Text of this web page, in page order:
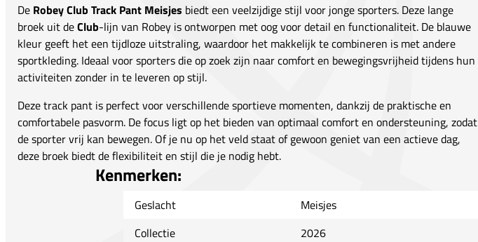
De Robey Club Track Pant Meisjes biedt een veelzijdige stijl voor jonge sporters. Deze lange
broek uit deClub-lijn van Robey is ontworpen met oog voor detail en functionaliteit. De blauwe
kleur geeft het een tijdloze uitstraling, waardoor het makkelijk te combineren is met andere
sportkleding. Ideaal voor sporters die op zoek zijn naar comfort en bewegingsvrijheid tijdens hun
activiteiten zonder in te leveren op stijl.
Deze track pant is perfect voor verschillende sportieve momenten, dankzij de praktische en
comfortabele pasvorm. De focus ligt op het bieden van optimaal comfort en ondersteuning, zodat
de sporter vrij kan bewegen. Of je nu op het veld staat of gewoon geniet van een actieve dag,
deze broek biedt de flexibiliteit en stijl die je nodig hebt.
Kenmerken:
Geslacht
Meisjes
Collectie
2026